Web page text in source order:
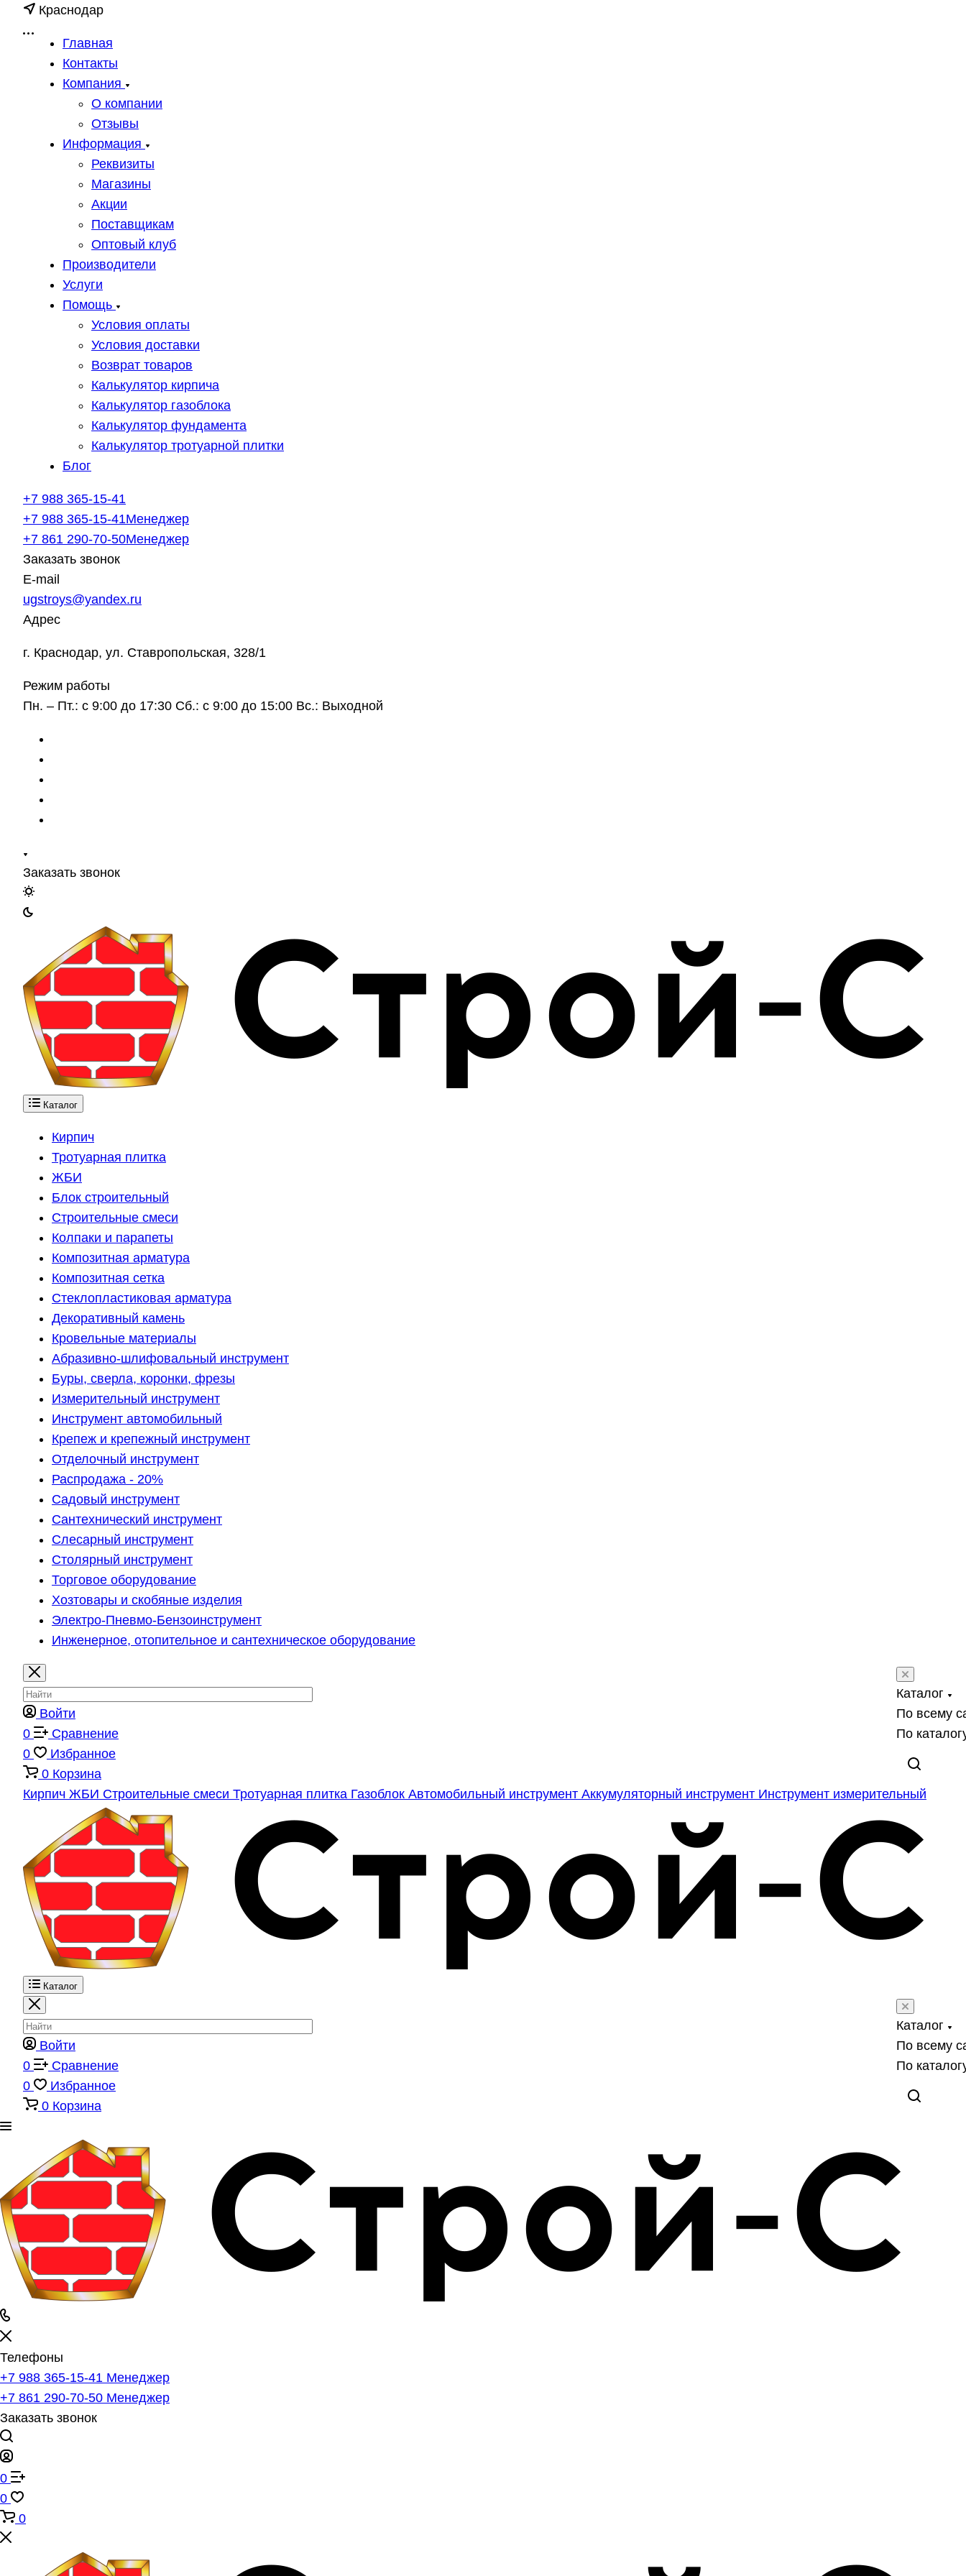
Краснодар
Главная
Контакты
Компания
О компании
Отзывы
Информация
Реквизиты
Магазины
Акции
Поставщикам
Оптовый клуб
Производители
Услуги
Помощь
Условия оплаты
Условия доставки
Возврат товаров
Калькулятор кирпича
Калькулятор газоблока
Калькулятор фундамента
Калькулятор тротуарной плитки
Блог
+7 988 365-15-41
+7 988 365-15-41Менеджер
+7 861 290-70-50Менеджер
Заказать звонок
E-mail
ugstroys@yandex.ru
Адрес
г. Краснодар, ул. Ставропольская, 328/1
Режим работы
Пн. – Пт.: с 9:00 до 17:30 Сб.: с 9:00 до 15:00 Вс.: Выходной
Заказать звонок
Каталог
Кирпич
Тротуарная плитка
ЖБИ
Блок строительный
Строительные смеси
Колпаки и парапеты
Композитная арматура
Композитная сетка
Стеклопластиковая арматура
Декоративный камень
Кровельные материалы
Абразивно-шлифовальный инструмент
Буры, сверла, коронки, фрезы
Измерительный инструмент
Инструмент автомобильный
Крепеж и крепежный инструмент
Отделочный инструмент
Распродажа - 20%
Садовый инструмент
Сантехнический инструмент
Слесарный инструмент
Столярный инструмент
Торговое оборудование
Хозтовары и скобяные изделия
Электро-Пневмо-Бензоинструмент
Инженерное, отопительное и сантехническое оборудование
Каталог
По всему
По
Войти
0
Сравнение
0
Избранное
0 Корзина
Кирпич ЖБИ Строительные смеси Тротуарная плитка Газоблок Автомобильный инструмент Аккумуляторный инструмент Инструмент измерительный
Каталог
Каталог
По всему
По
Войти
0
Сравнение
0
Избранное
0 Корзина
Телефоны
+7 988 365-15-41 Менеджер
+7 861 290-70-50 Менеджер
Заказать звонок
0
0
0